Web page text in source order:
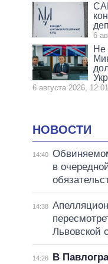
6
Не
6 августа 2026, 12:01
НОВОСТИ
14:40
в
14:38
Львовской
14:26
В